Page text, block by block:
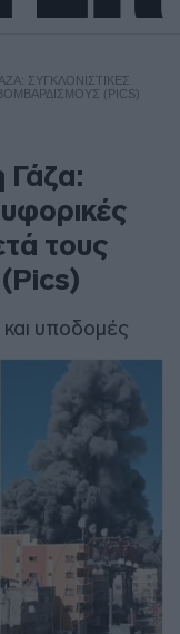
ΣΥΓΚΛΟΝΙΣΤΙΚΈΣ
(PICS)
Γάζα:
τους
και υποδομές